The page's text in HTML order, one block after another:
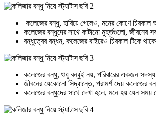
কলেজের বন্ধু, হারিয়ে গেলেও, মনের কোণে চিরকাল
কলেজের বন্ধুদের সাথে কাটানো মুহূর্তগুলো, জীবনের
বন্ধুত্বের বন্ধন, কলেজের বাইরেও চিরকাল টিকে
কলেজের বন্ধু, শুধু বন্ধুই নয়, পরিবারের একজন
জীবনের যেকোনো সিদ্ধান্তে, পরামর্শ দেয় কলেজের
কলেজের বন্ধুদের সাথে দেখা হলে, মনে হয় যেন সময়